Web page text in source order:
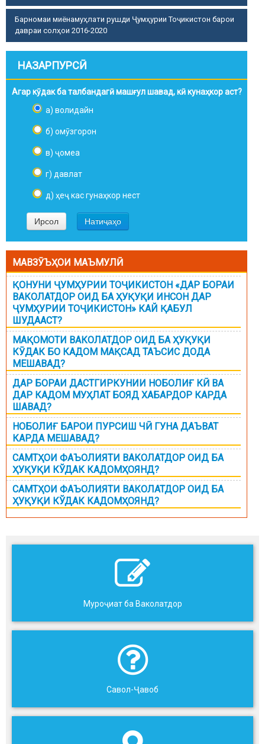
Барномаи миёнамуҳлати рушди Ҷумҳурии Тоҷикистон барои
давраи солҳои 2016-2020
НАЗАРПУРСӢ
Агар кӯдак ба талбандагӣ машғул шавад, кӣ кунаҳкор аст?
а) волидайн
б) омӯзгорон
в) ҷомеа
г) давлат
д) ҳеҷ кас гунаҳкор нест
МАВЗӮЪҲОИ МАЪМУЛӢ
ҚОНУНИ ҶУМҲУРИИ ТОҶИКИСТОН «ДАР БОРАИ
ВАКОЛАТДОР ОИД БА ҲУҚУҚИ ИНСОН ДАР
ҶУМҲУРИИ ТОҶИКИСТОН» КАЙ ҚАБУЛ
ШУДААСТ?
МАҚОМОТИ ВАКОЛАТДОР ОИД БА ҲУҚУҚИ
КӮДАК БО КАДОМ МАҚСАД ТАЪСИС ДОДА
МЕШАВАД?
ДАР БОРАИ ДАСТГИРКУНИИ НОБОЛИҒ КӢ ВА
ДАР КАДОМ МУҲЛАТ БОЯД ХАБАРДОР КАРДА
ШАВАД?
НОБОЛИҒ БАРОИ ПУРСИШ ЧӢ ГУНА ДАЪВАТ
КАРДА МЕШАВАД?
САМТҲОИ ФАЪОЛИЯТИ ВАКОЛАТДОР ОИД БА
ҲУҚУҚИ КЎДАК КАДОМҲОЯНД?
САМТҲОИ ФАЪОЛИЯТИ ВАКОЛАТДОР ОИД БА
ҲУҚУҚИ КЎДАК КАДОМҲОЯНД?
Муроҷиат ба Ваколатдор
Савол-Ҷавоб